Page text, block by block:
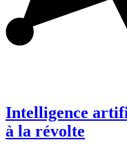
Intelligence
à la révolte